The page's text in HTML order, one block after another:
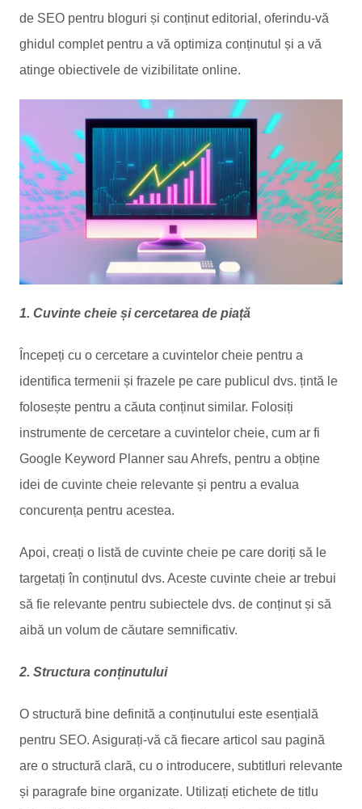
de SEO pentru bloguri și conținut editorial, oferindu-vă
ghidul complet pentru a vă optimiza conținutul și a vă
atinge obiectivele de vizibilitate online.
1. Cuvinte cheie și cercetarea de piață
Începeți cu o cercetare a cuvintelor cheie pentru a
identifica termenii și frazele pe care publicul dvs. țintă le
folosește pentru a căuta conținut similar. Folosiți
instrumente de cercetare a cuvintelor cheie, cum ar fi
Google Keyword Planner sau Ahrefs, pentru a obține
idei de cuvinte cheie relevante și pentru a evalua
concurența pentru acestea.
Apoi, creați o listă de cuvinte cheie pe care doriți să le
targetați în conținutul dvs. Aceste cuvinte cheie ar trebui
să fie relevante pentru subiectele dvs. de conținut și să
aibă un volum de căutare semnificativ.
2. Structura conținutului
O structură bine definită a conținutului este esențială
pentru SEO. Asigurați-vă că fiecare articol sau pagină
are o structură clară, cu o introducere, subtitluri relevante
și paragrafe bine organizate. Utilizați etichete de titlu